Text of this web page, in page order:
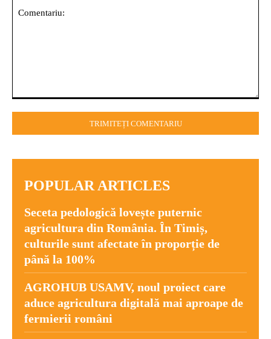
POPULAR ARTICLES
Seceta pedologică lovește puternic
agricultura din România. În Timiș,
culturile sunt afectate în proporție de
până la 100%
AGROHUB USAMV, noul proiect care
aduce agricultura digitală mai aproape de
fermierii români